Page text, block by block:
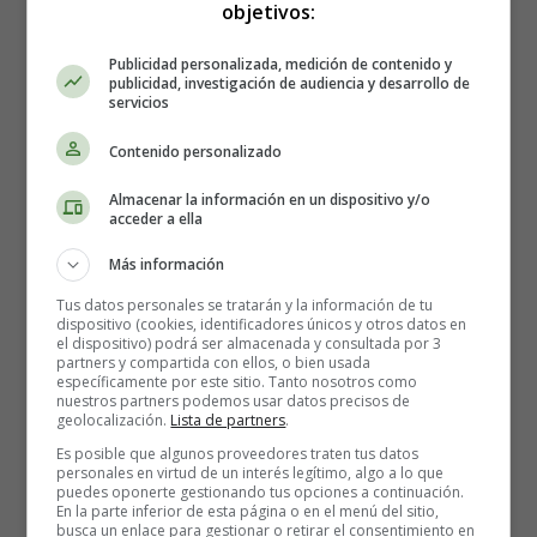
una identidad falsa (se había inscrito como “Teresa
Teorías:
Amnesia disociativa provocada por un accidente y
una crisis personal (su marido la engañaba).
Una desaparición voluntaria con intención de dar un
todo.
Lo que más intriga:
Si recuperó la memoria, ¿por qué no dijo más? ¿Fue
teatrillo o algo más oscuro? Es un misterio envuelto en su
propia narrativa de novela.
6. Anabelle – ¿Muñeca
objetivos:
Publicidad personalizada, medición de contenido y
publicidad, investigación de audiencia y desarrollo de
servicios
Contenido personalizado
Almacenar la información en un dispositivo y/o
acceder a ella
Más información
Tus datos personales se tratarán y la información de tu
dispositivo (cookies, identificadores únicos y otros datos en
el dispositivo) podrá ser almacenada y consultada por 3
partners y compartida con ellos, o bien usada
específicamente por este sitio. Tanto nosotros como
nuestros partners podemos usar datos precisos de
geolocalización. Lista de partners.
Es posible que algunos proveedores traten tus datos
personales en virtud de un interés legítimo, algo a lo que
puedes oponerte gestionando tus opciones a continuación.
En la parte inferior de esta página o en el menú del sitio,
busca un enlace para gestionar o retirar el consentimiento en